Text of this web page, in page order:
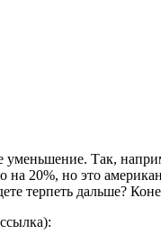
уменьшение. Так,
на 20%, но это
терпеть дальше?